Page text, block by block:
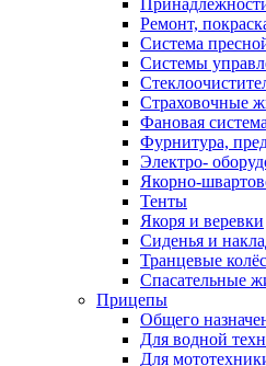
Ремонт,
Система
Системы
Страховочные
Фановая система
Фурнитура,
Электро-
Якорно-
Тенты
Якоря и веревки
Сиденья и
Транцевые
Спасательные
Прицепы
Общего
Для водной
Для